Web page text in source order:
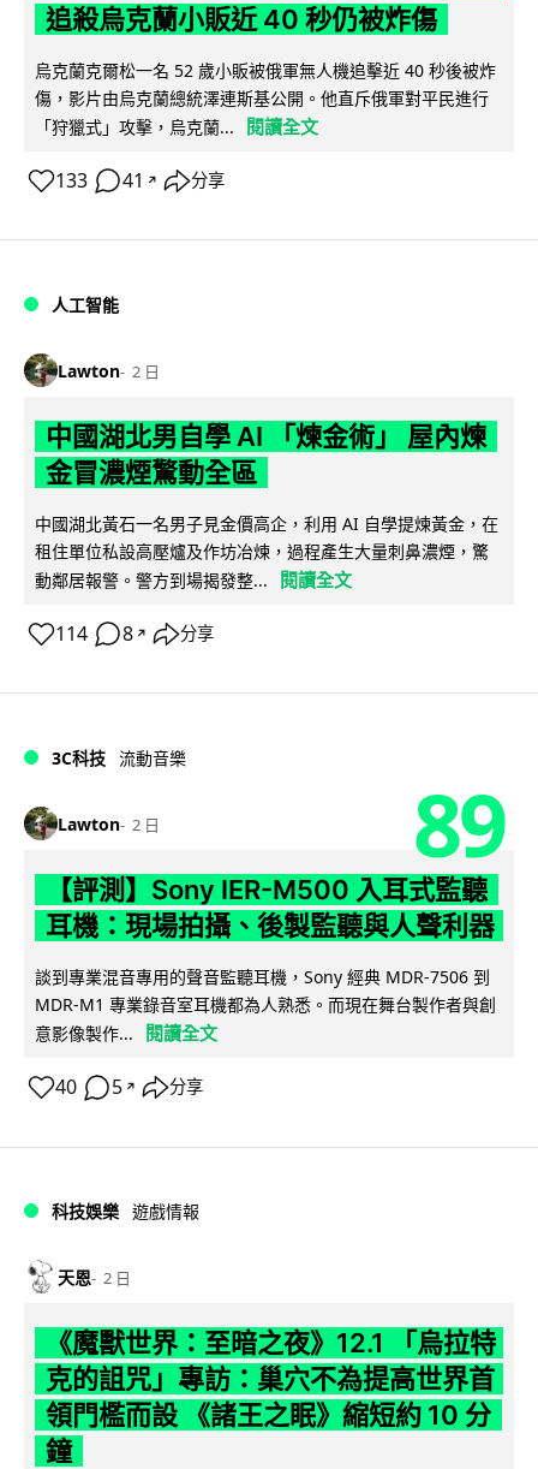
追殺烏克蘭小販近 40 秒仍被炸傷
烏克蘭克爾松一名 52 歲小販被俄軍無人機追擊近 40 秒後被炸
傷，影片由烏克蘭總統澤連斯基公開。他直斥俄軍對平民進行
「狩獵式」攻擊，烏克蘭...
閱讀全文
133 41 ↗ 分享
人工智能
Lawton 2 日
中國湖北男自學 AI 「煉金術」 屋內煉
金冒濃煙驚動全區
中國湖北黃石一名男子見金價高企，利用 AI 自學提煉黃金，在
租住單位私設高壓爐及作坊冶煉，過程產生大量刺鼻濃煙，驚
動鄰居報警。警方到場揭發整...
閱讀全文
114 8 ↗ 分享
3C科技 流動音樂
Lawton 2 日 89
【評測】Sony IER-M500 入耳式監聽
耳機：現場拍攝、後製監聽與人聲利器
談到專業混音專用的聲音監聽耳機，Sony 經典 MDR-7506 到
MDR-M1 專業錄音室耳機都為人熟悉。而現在舞台製作者與創
意影像製作...
閱讀全文
40 5 ↗ 分享
科技娛樂 遊戲情報
天恩 2 日
《魔獸世界：至暗之夜》12.1 「烏拉特
克的詛咒」專訪：巢穴不為提高世界首
領門檻而設 《諸王之眠》縮短約 10 分
鐘